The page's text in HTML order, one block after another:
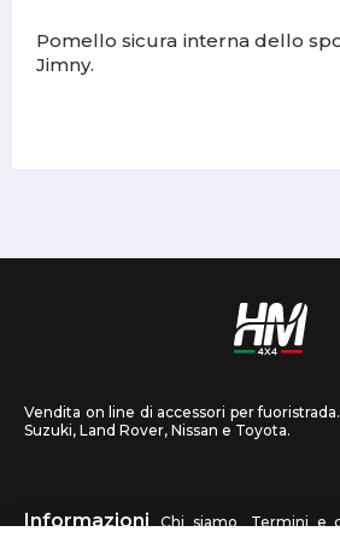
Pomello sicura interna dello
Jimny.
Vendita on line di accessori per
Suzuki, Land Rover, Nissan e Toyota.
Informazioni Chi siamo Termini e